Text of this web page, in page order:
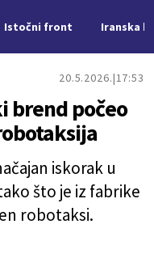
Istočni front Iranska
20.5.2026. 17:53
brend počeo
iskorak u
što je iz fabrike
robotaksi.